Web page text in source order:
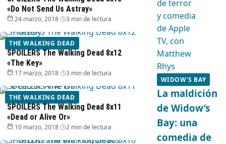
«Do Not Send Us Astray»
24 marzo, 2018 3 min de lectura
THE WALKING DEAD
SPOILERS The Walking Dead 8x12
«The Key»
17 marzo, 2018 3 min de lectura
THE WALKING DEAD
SPOILERS The Walking Dead 8x11
«Dead or Alive Or»
10 marzo, 2018 2 min de lectura
WIDOW'S BAY
La maldición
de Widow’s
Bay: una
comedia de